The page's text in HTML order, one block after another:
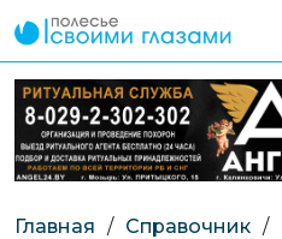
Главная / Справочник /